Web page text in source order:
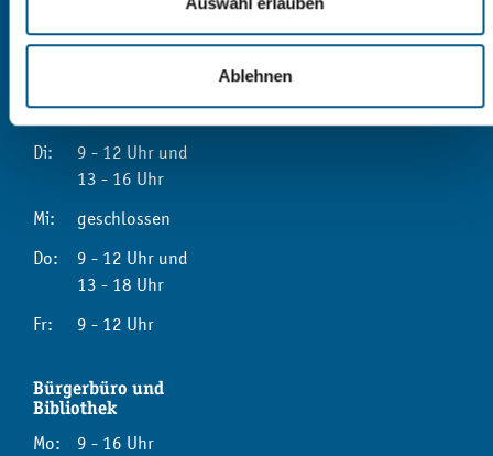
Ablehnen
Mo:
9 - 12 Uhr
Di:
9 - 12 Uhr und
13 - 16 Uhr
Mi:
geschlossen
Do:
9 - 12 Uhr und
13 - 18 Uhr
Fr:
9 - 12 Uhr
Bürgerbüro und
Bibliothek
Mo:
9 - 16 Uhr